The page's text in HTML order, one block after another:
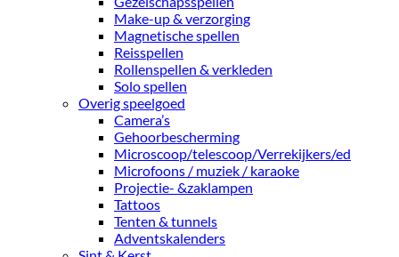
Make-up & verzorging
Magnetische spellen
Reisspellen
Rollenspellen & verkleden
Solo spellen
Overig speelgoed
Camera’s
Gehoorbescherming
Microscoop/telescoop/Verrekijkers/ed
Microfoons / muziek / karaoke
Projectie- &zaklampen
Tattoos
Tenten & tunnels
Adventskalenders